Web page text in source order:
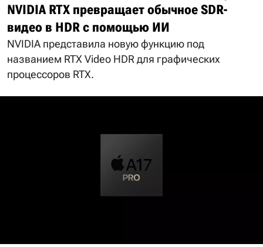
NVIDIA RTX превращает обычное SDR-
видео в HDR с помощью ИИ
NVIDIA представила новую функцию под
названием RTX Video HDR для графических
процессоров RTX.